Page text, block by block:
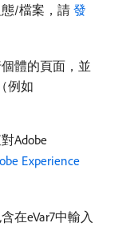
/檔案，請​發
體的頁面，並
例如
Adobe
Experience
在eVar7中輸入